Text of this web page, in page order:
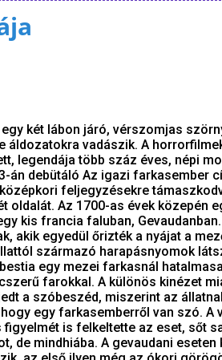
két lábon járó, vérszomjas
áldozatokra vadászik. A
legendája több száz éves, népi
án debütáló Az igazi farkasember
feljegyzésekre
Az 1700-as évek közepén
kis francia faluban,
akik egyedül őrizték a nyájat a
származó harapásnyomok
egy mezei farkasnál
farokkal. A különös kinézet
a szóbeszéd, miszerint az
egy farkasemberről van szó. A
figyelmét is felkeltette az eset, sőt
de mindhiába. A gevaudani eseten